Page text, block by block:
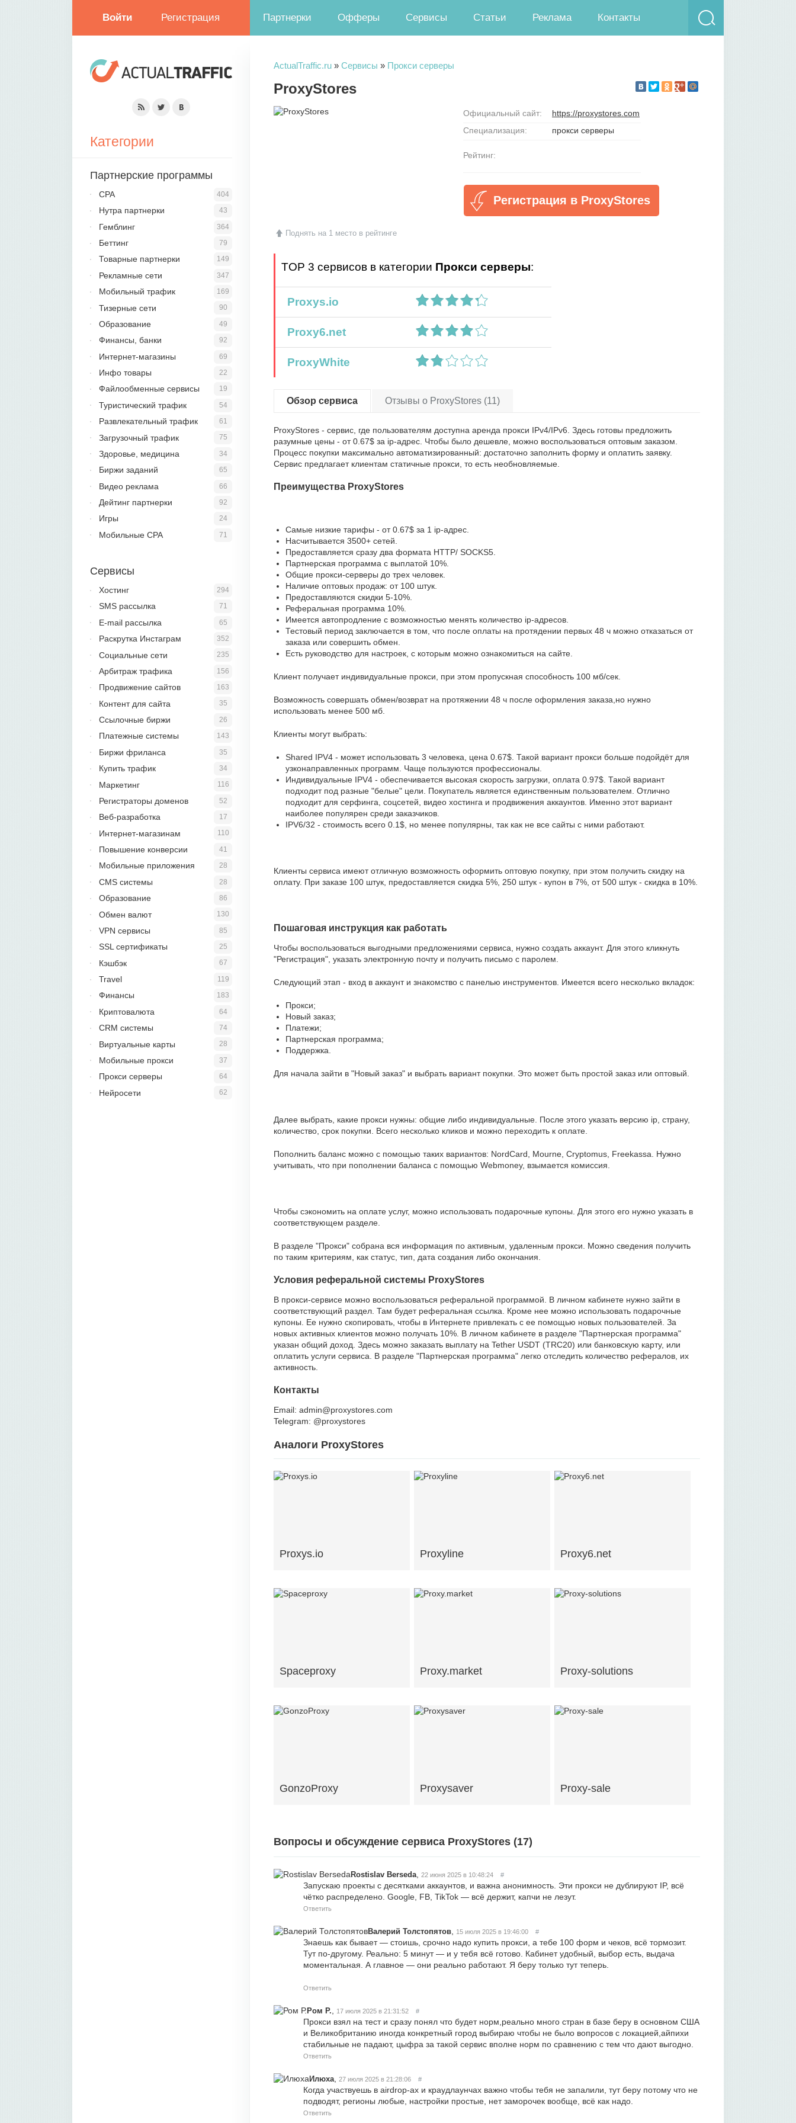
Войти Регистрация Партнерки Офферы Сервисы Статьи Реклама Контакты
ActualTraffic.ru » Сервисы » Прокси серверы
ProxyStores
Поднять на 1 место в рейтинге
Официальный сайт:
https://proxystores.com
Специализация:
прокси серверы
Рейтинг:
Регистрация в ProxyStores
TOP 3 сервисов в категории Прокси серверы:
Proxys.io
Proxy6.net
ProxyWhite
Обзор сервиса Отзывы о ProxyStores (11)
ProxyStores - сервис, где пользователям доступна аренда прокси IPv4/IPv6. Здесь готовы предложить
разумные цены - от 0.67$ за ip-адрес. Чтобы было дешевле, можно воспользоваться оптовым заказом.
Процесс покупки максимально автоматизированный: достаточно заполнить форму и оплатить заявку.
Сервис предлагает клиентам статичные прокси, то есть необновляемые.
Преимущества ProxyStores
Самые низкие тарифы - от 0.67$ за 1 ip-адрес.
Насчитывается 3500+ сетей.
Предоставляется сразу два формата HTTP/ SOCKS5.
Партнерская программа с выплатой 10%.
Общие прокси-серверы до трех человек.
Наличие оптовых продаж: от 100 штук.
Предоставляются скидки 5-10%.
Реферальная программа 10%.
Имеется автопродление с возможностью менять количество ip-адресов.
Тестовый период заключается в том, что после оплаты на протядении первых 48 ч можно отказаться от
заказа или совершить обмен.
Есть руководство для настроек, с которым можно ознакомиться на сайте.
Клиент получает индивидуальные прокси, при этом пропускная способность 100 мб/сек.
Возможность совершать обмен/возврат на протяжении 48 ч после оформления заказа,но нужно
использовать менее 500 мб.
Клиенты могут выбрать:
Shared IPV4 - может использовать 3 человека, цена 0.67$. Такой вариант прокси больше подойдёт для
узконаправленных программ. Чаще пользуются профессионалы.
Индивидуальные IPV4 - обеспечивается высокая скорость загрузки, оплата 0.97$. Такой вариант
подходит под разные "белые" цели. Покупатель является единственным пользователем. Отлично
подходит для серфинга, соцсетей, видео хостинга и продвижения аккаунтов. Именно этот вариант
наиболее популярен среди заказчиков.
IPV6/32 - стоимость всего 0.1$, но менее популярны, так как не все сайты с ними работают.
Клиенты сервиса имеют отличную возможность оформить оптовую покупку, при этом получить скидку на
оплату. При заказе 100 штук, предоставляется скидка 5%, 250 штук - купон в 7%, от 500 штук - скидка в 10%.
Пошаговая инструкция как работать
Чтобы воспользоваться выгодными предложениями сервиса, нужно создать аккаунт. Для этого кликнуть
"Регистрация", указать электронную почту и получить письмо с паролем.
Следующий этап - вход в аккаунт и знакомство с панелью инструментов. Имеется всего несколько вкладок:
Прокси;
Новый заказ;
Платежи;
Партнерская программа;
Поддержка.
Для начала зайти в "Новый заказ" и выбрать вариант покупки. Это может быть простой заказ или оптовый.
Далее выбрать, какие прокси нужны: общие либо индивидуальные. После этого указать версию ip, страну,
количество, срок покупки. Всего несколько кликов и можно переходить к оплате.
Пополнить баланс можно с помощью таких вариантов: NordCard, Mourne, Cryptomus, Freekassa. Нужно
учитывать, что при пополнении баланса с помощью Webmoney, взымается комиссия.
Чтобы сэкономить на оплате услуг, можно использовать подарочные купоны. Для этого его нужно указать в
соответствующем разделе.
В разделе "Прокси" собрана вся информация по активным, удаленным прокси. Можно сведения получить
по таким критериям, как статус, тип, дата создания либо окончания.
Условия реферальной системы ProxyStores
В прокси-сервисе можно воспользоваться реферальной программой. В личном кабинете нужно зайти в
соответствующий раздел. Там будет реферальная ссылка. Кроме нее можно использовать подарочные
купоны. Ее нужно скопировать, чтобы в Интернете привлекать с ее помощью новых пользователей. За
новых активных клиентов можно получать 10%. В личном кабинете в разделе "Партнерская программа"
указан общий доход. Здесь можно заказать выплату на Tether USDT (TRC20) или банковскую карту, или
оплатить услуги сервиса. В разделе "Партнерская программа" легко отследить количество рефералов, их
активность.
Контакты
Email: admin@proxystores.com
Telegram: @proxystores
Аналоги ProxyStores
Proxys.io Proxyline Proxy6.net
Spaceproxy Proxy.market Proxy-solutions
GonzoProxy Proxysaver Proxy-sale
Вопросы и обсуждение сервиса ProxyStores (17)
Rostislav Berseda 22 июня 2025 в 10:48:24 #
Запускаю проекты с десятками аккаунтов, и важна анонимность. Эти прокси не дублируют IP, всё
чётко распределено. Google, FB, TikTok — всё держит, капчи не лезут.
Ответить
Валерий Толстопятов 15 июля 2025 в 19:46:00 #
Знаешь как бывает — стоишь, срочно надо купить прокси, а тебе 100 форм и чеков, всё тормозит.
Тут по-другому. Реально: 5 минут — и у тебя всё готово. Кабинет удобный, выбор есть, выдача
моментальная. А главное — они реально работают. Я беру только тут теперь.
Ответить
Ром Р. 17 июля 2025 в 21:31:52 #
Прокси взял на тест и сразу понял что будет норм,реально много стран в базе беру в основном США
и Великобританию иногда конкретный город выбираю чтобы не было вопросов с локацией,айпихи
стабильные не падают, цыфра за такой сервис вполне норм по сравнению с тем что дают выгодно.
Ответить
Илюха 27 июля 2025 в 21:28:06 #
Когда участвуешь в airdrop-ах и краудлаунчах важно чтобы тебя не запалили, тут беру потому что не
подводят, регионы любые, настройки простые, нет заморочек вообще, всё как надо.
Ответить
Категории
Партнерские программы
404
CPA
43
Нутра партнерки
364
Гемблинг
79
Беттинг
149
Товарные партнерки
347
Рекламные сети
169
Мобильный трафик
90
Тизерные сети
49
Образование
92
Финансы, банки
69
Интернет-магазины
22
Инфо товары
19
Файлообменные сервисы
54
Туристический трафик
61
Развлекательный трафик
75
Загрузочный трафик
34
Здоровье, медицина
65
Биржи заданий
66
Видео реклама
92
Дейтинг партнерки
24
Игры
71
Мобильные CPA
Сервисы
294
Хостинг
71
SMS рассылка
65
E-mail рассылка
352
Раскрутка Инстаграм
235
Социальные сети
156
Арбитраж трафика
163
Продвижение сайтов
35
Контент для сайта
26
Ссылочные биржи
143
Платежные системы
35
Биржи фриланса
34
Купить трафик
116
Маркетинг
52
Регистраторы доменов
17
Веб-разработка
110
Интернет-магазинам
41
Повышение конверсии
28
Мобильные приложения
28
CMS системы
86
Образование
130
Обмен валют
85
VPN сервисы
25
SSL сертификаты
67
Кэшбэк
119
Travel
183
Финансы
64
Криптовалюта
74
CRM системы
28
Виртуальные карты
37
Мобильные прокси
64
Прокси серверы
62
Нейросети